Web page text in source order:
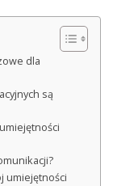
dla
są
umiejętności